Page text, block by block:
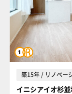
築15年 / リノベー
イニシアイオ杉並